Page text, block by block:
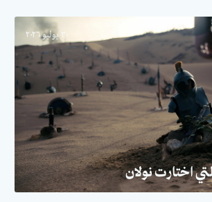
٣٠ يوليو ٢٠٢٦
اختارت نولان